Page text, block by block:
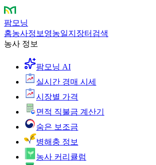
팜모닝
홈농사정보 영농일지 장터 검색
농사 정보
팜모닝 AI
실시간 경매 시세
시장별 가격
면적 직불금 계산기
숨은 보조금
병해충 정보
농사 커리큘럼